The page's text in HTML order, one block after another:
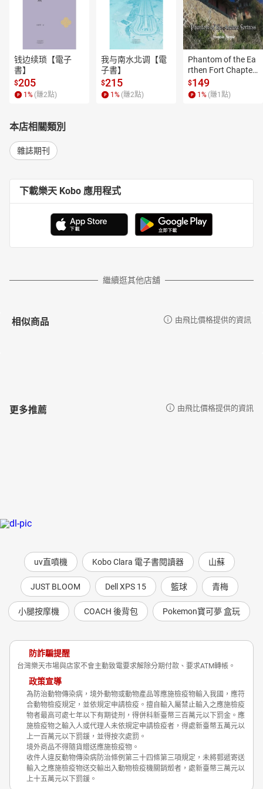
钱边续琐【電子
書】
$205
1 % (賺2點)
我与南水北调【電
子書】
$215
1 % (賺2點)
Phantom of the Ea
rthen Fort Chapter
4【有聲書】
$149
1 % (賺1 點)
本店相關類別
雜誌期刊
下載樂天 Kobo 應用程式
繼續逛其他店舖
相似商品 由飛比價格提供的資訊
更多推薦 由飛比價格提供的資訊
uv直噴機 Kobo Clara 電子書閱讀器 山蘇
JUST BLOOM Dell XPS 15 籃球 青梅
小腿按摩機 COACH 後背包 Pokemon寶可夢 盒玩
防詐騙提醒
台灣樂天市場與店家不會主動致電要求解除分期付款、要求ATM轉帳。
政策宣導
為防治動物傳染病，境外動物或動物產品等應施檢疫物輸入我國，應符
合動物檢疫規定，並依規定申請檢疫。擅自輸入屬禁止輸入之應施檢疫
物者最高可處七年以下有期徒刑，得併科新臺幣三百萬元以下罰金。應
施檢疫物之輸入人或代理人未依規定申請檢疫者，得處新臺幣五萬元以
上一百萬元以下罰鍰，並得按次處罰。
境外商品不得隨貨贈送應施檢疫物。
收件人違反動物傳染病防治條例第三十四條第三項規定，未將郵遞寄送
輸入之應施檢疫物送交輸出入動物檢疫機關銷燬者，處新臺幣三萬元以
上十五萬元以下罰鍰。